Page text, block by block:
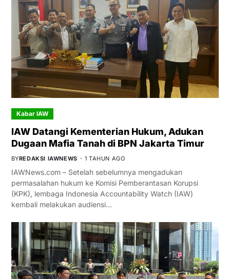
Kabar IAW
IAW Datangi Kementerian Hukum, Adukan
Dugaan Mafia Tanah di BPN Jakarta Timur
BYREDAKSI IAWNEWS 1 TAHUN AGO
IAWNews.com – Setelah sebelumnya mengadukan
permasalahan hukum ke Komisi Pemberantasan Korupsi
(KPK), lembaga Indonesia Accountability Watch (IAW)
kembali melakukan audiensi…